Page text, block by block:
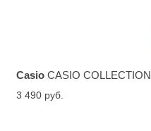
Casio CASIO COLLECTION
3 490 руб.